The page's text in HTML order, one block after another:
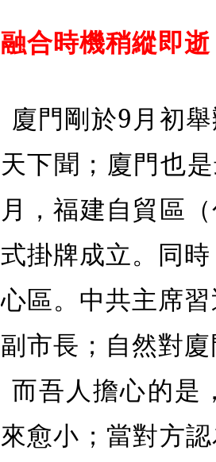
融合時機稍縱即逝
廈門剛於9月初
天下聞；廈門也
月，福建自貿區
式掛牌成立。同
心區。中共主席
副市長；自然對
而吾人擔心的是
來愈小；當對方